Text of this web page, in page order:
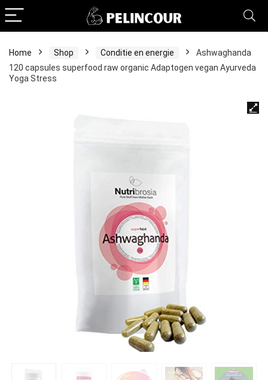
Home Shop Conditie en energie
Ashwaghanda
120 capsules superfood raw organic Adaptogen vegan Ayurveda
Yoga Stress